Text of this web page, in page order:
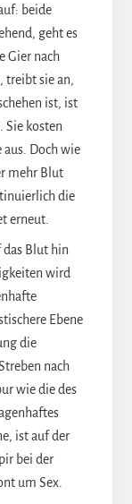
beide
geht es
Gier nach
treibt sie an,
ist, ist
Sie kosten
aus. Doch wie
mehr Blut
die
erneut.
das Blut hin
wird
Ebene
die
nach
wie die des
ist auf der
bei der
um Sex.